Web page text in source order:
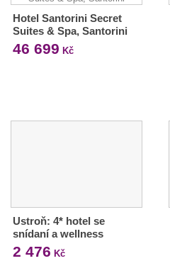
Hotel Santorini Secret
Suites & Spa, Santorini
46 699 Kč
Ustroň: 4* hotel se
snídaní a wellness
2 476 Kč